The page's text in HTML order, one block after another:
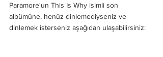
Paramore'un This Is Why isimli son
albümüne, henüz dinlemediyseniz ve
dinlemek isterseniz aşağıdan ulaşabilirsiniz: